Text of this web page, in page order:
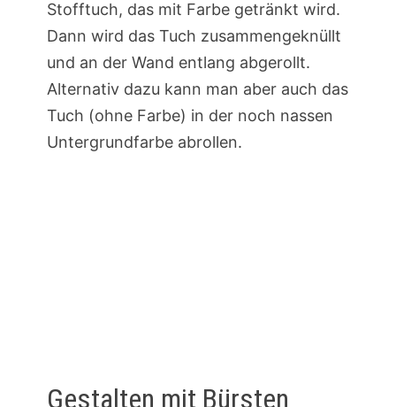
Stofftuch, das mit Farbe getränkt wird.
Dann wird das Tuch zusammengeknüllt
und an der Wand entlang abgerollt.
Alternativ dazu kann man aber auch das
Tuch (ohne Farbe) in der noch nassen
Untergrundfarbe abrollen.
Gestalten mit Bürsten